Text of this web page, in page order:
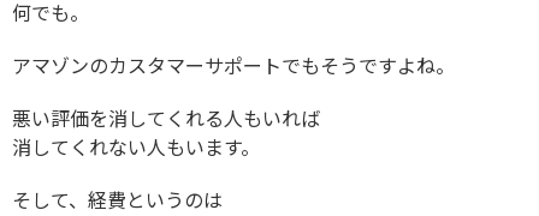
何でも。
アマゾンのカスタマーサポートでもそうですよね。
悪い評価を消してくれる人もいれば
消してくれない人もいます。
そして、経費というのは